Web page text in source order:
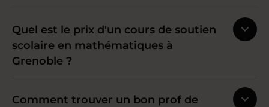
Quel est le prix d'un cours de soutien
scolaire en mathématiques à
Grenoble ?
Comment trouver un bon prof de